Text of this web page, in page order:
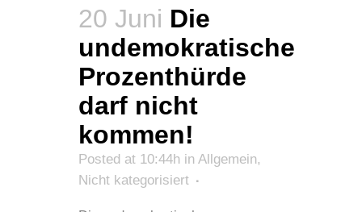
20 Juni Die
undemokratische
Prozenthürde
darf nicht
kommen!
Posted at 10:44h in Allgemein,
Nicht kategorisiert